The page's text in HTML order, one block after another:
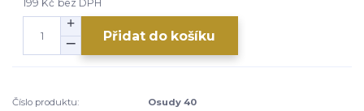
199 Kč bez DPH
Přidat do košíku
Číslo produktu:
Osudy 40